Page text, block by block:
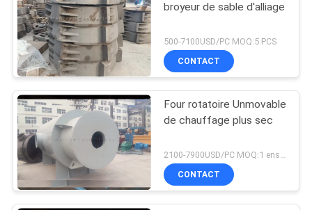
broyeur de sable d'alliage
500-7100USD/PC MOQ:5 PCS
CONTACT
Four rotatoire Unmovable
de chauffage plus sec
2100-7900USD/PC MOQ:1 ensemble
CONTACT